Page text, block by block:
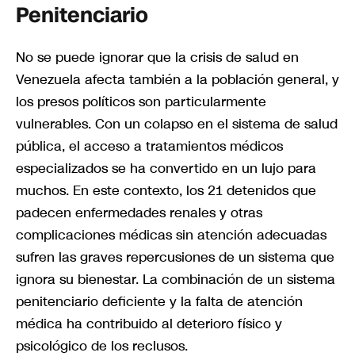
Penitenciario
No se puede ignorar que la crisis de salud en
Venezuela afecta también a la población general, y
los presos políticos son particularmente
vulnerables. Con un colapso en el sistema de salud
pública, el acceso a tratamientos médicos
especializados se ha convertido en un lujo para
muchos. En este contexto, los 21 detenidos que
padecen enfermedades renales y otras
complicaciones médicas sin atención adecuadas
sufren las graves repercusiones de un sistema que
ignora su bienestar. La combinación de un sistema
penitenciario deficiente y la falta de atención
médica ha contribuido al deterioro físico y
psicológico de los reclusos.